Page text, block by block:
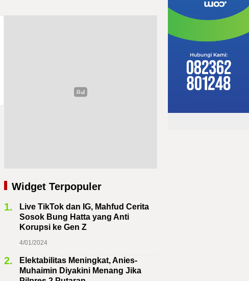
Widget Terpopuler
1.
Live TikTok dan IG, Mahfud Cerita
Sosok Bung Hatta yang Anti
Korupsi ke Gen Z
4/01/2024
2.
Elektabilitas Meningkat, Anies-
Muhaimin Diyakini Menang Jika